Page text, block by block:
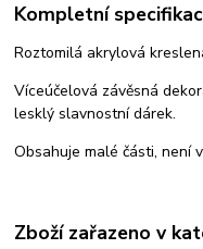
Kompletní
Roztomilá akrylová
Víceúčelová závěsná
lesklý slavnostní dárek.
Obsahuje malé části, není
Zboží zařazeno v